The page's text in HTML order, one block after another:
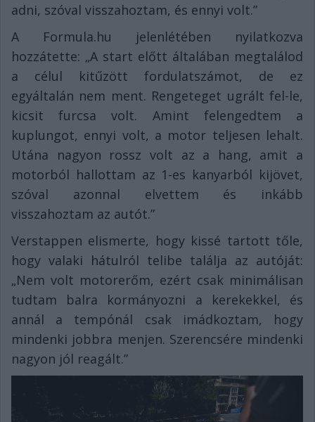
adni, szóval visszahoztam, és ennyi volt.”
A Formula.hu jelenlétében nyilatkozva
hozzátette: „A start előtt általában megtalálod
a célul kitűzött fordulatszámot, de ez
egyáltalán nem ment. Rengeteget ugrált fel-le,
kicsit furcsa volt. Amint felengedtem a
kuplungot, ennyi volt, a motor teljesen lehalt.
Utána nagyon rossz volt az a hang, amit a
motorból hallottam az 1-es kanyarból kijövet,
szóval azonnal elvettem és inkább
visszahoztam az autót.”
Verstappen elismerte, hogy kissé tartott tőle,
hogy valaki hátulról telibe találja az autóját:
„Nem volt motorerőm, ezért csak minimálisan
tudtam balra kormányozni a kerekekkel, és
annál a tempónál csak imádkoztam, hogy
mindenki jobbra menjen. Szerencsére mindenki
nagyon jól reagált.”